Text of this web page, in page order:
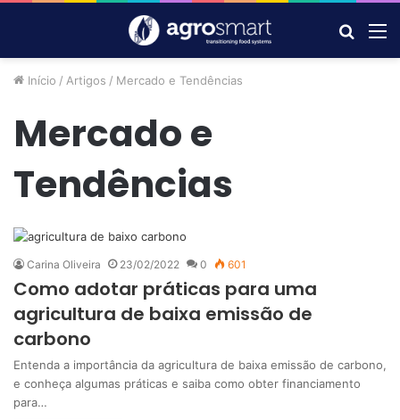
por
Início / Artigos / Mercado e Tendências
Mercado e
Tendências
Carina Oliveira 23/02/2022 0 601
Como adotar práticas para uma
agricultura de baixa emissão de
carbono
Entenda a importância da agricultura de baixa emissão de carbono,
e conheça algumas práticas e saiba como obter financiamento
para…